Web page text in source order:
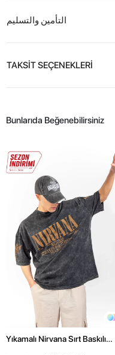
التأمين والتسليم
TAKSİT SEÇENEKLERİ
Bunlarıda Beğenebilirsiniz
Yıkamalı Nirvana Sırt Baskılı